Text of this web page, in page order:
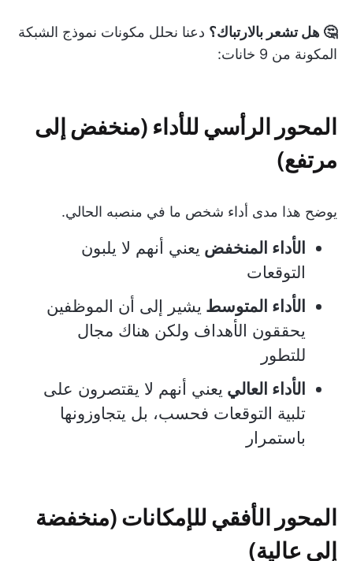
🤔 هل تشعر بالارتباك؟ دعنا نحلل مكونات نموذج الشبكة
المكونة من 9 خانات:
المحور الرأسي للأداء (منخفض إلى
مرتفع)
يوضح هذا مدى أداء شخص ما في منصبه الحالي.
الأداء المنخفض يعني أنهم لا يلبون
التوقعات
الأداء المتوسط يشير إلى أن الموظفين
يحققون الأهداف ولكن هناك مجال
للتطور
الأداء العالي يعني أنهم لا يقتصرون على
تلبية التوقعات فحسب، بل يتجاوزونها
باستمرار
المحور الأفقي للإمكانات (منخفضة
إلى عالية)